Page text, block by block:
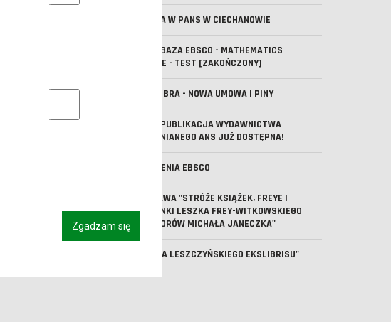
WIZYTA W PANS W CIECHANOWIE
NOWA BAZA EBSCO - MATHEMATICS
SOURCE - TEST [ZAKOŃCZONY]
IBUK LIBRA - NOWA UMOWA I PINY
NOWA PUBLIKACJA WYDAWNICTWA
UCZELNIANEGO ANS JUŻ DOSTĘPNA!
SZKOLENIA EBSCO
WYSTAWA "STRÓŻE KSIĄŻEK, FREYE I
KLEJONKI LESZKA FREY-WITKOWSKIEGO
ZE ZBIORÓW MICHAŁA JANECZKA"
"KSIĘGA LESZCZYŃSKIEGO EKSLIBRISU"
Marketingowe pliki cookies
Zgadzam się